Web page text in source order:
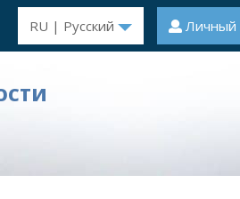
RU | Русский Личный